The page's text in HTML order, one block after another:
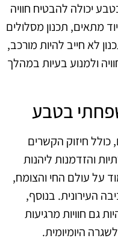
יכולה להבטיח חוויה
מתאים, תכנון מסלולים
לא חייב להיות מורכב,
ולמנוע בעיות במהלך
בטבע
כולל חיזוק הקשרים
והזדמנות ליהנות
על עולם החי והצומח,
העירונית. בנוסף,
גם חוויות מרגיעות
היומיומית.